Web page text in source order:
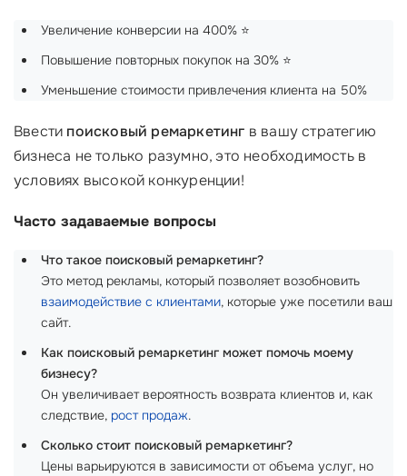
Увеличение конверсии на 400% ⭐
Повышение повторных покупок на 30% ⭐
Уменьшение стоимости привлечения клиента на 50%
Ввести поисковый ремаркетинг в вашу стратегию
бизнеса не только разумно, это необходимость в
условиях высокой конкуренции!
Часто задаваемые вопросы
Что такое поисковый ремаркетинг?
Это метод рекламы, который позволяет возобновить
взаимодействие с клиентами, которые уже посетили ваш
сайт.
Как поисковый ремаркетинг может помочь моему
бизнесу?
Он увеличивает вероятность возврата клиентов и, как
следствие, рост продаж.
Сколько стоит поисковый ремаркетинг?
Цены варьируются в зависимости от объема услуг, но